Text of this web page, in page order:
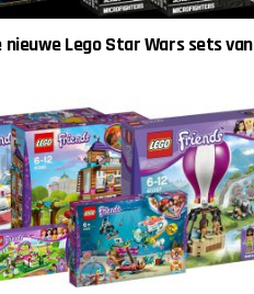
nieuwe Lego Star Wars sets van